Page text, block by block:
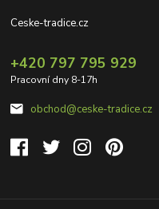
Ceske-tradice.cz
+420 797 795 929
Pracovní dny 8-17h
obchod@ceske-tradice.cz